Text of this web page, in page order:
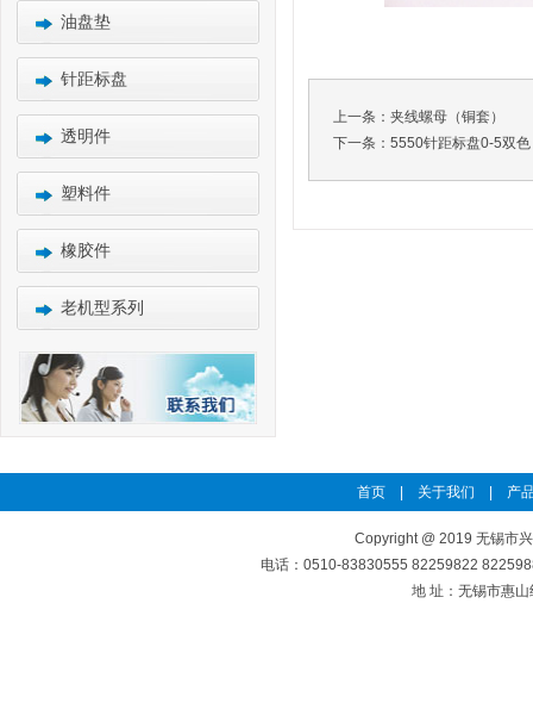
油盘垫
针距标盘
透明件
塑料件
橡胶件
老机型系列
上一条： 夹线螺母（铜套）
下一条： 5550针距标盘0-5双
首页 关于我们 产
Copyright @ 2019 无锡市
电话：0510-83830555 82259822
地 址：无锡市惠